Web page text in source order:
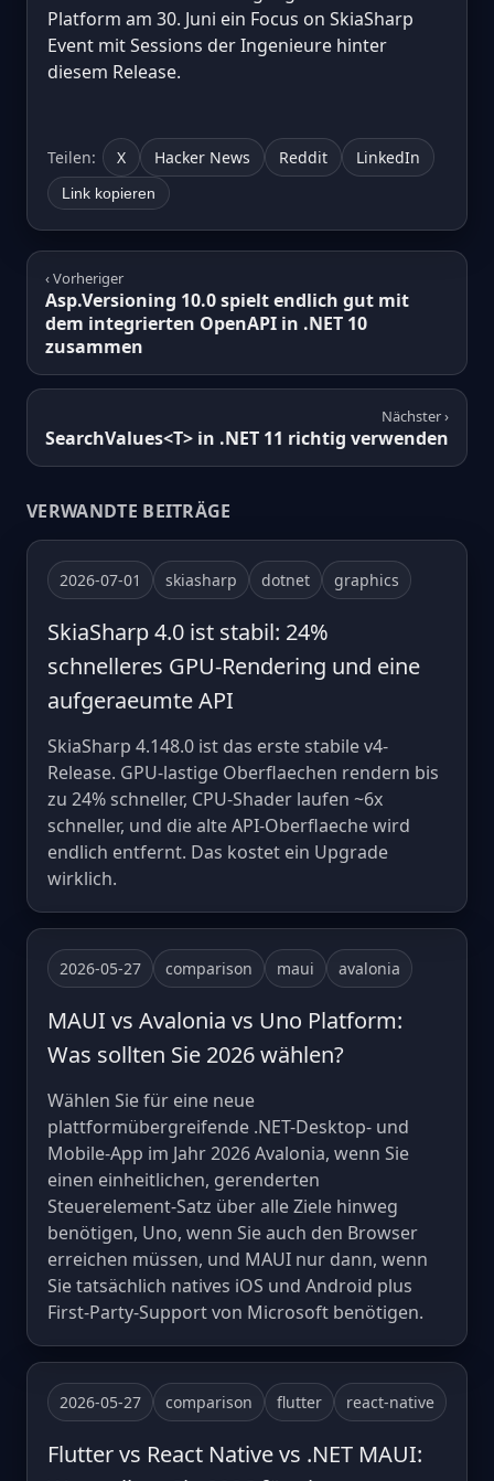
Platform am 30. Juni ein Focus on SkiaSharp
Event mit Sessions der Ingenieure hinter
diesem Release.
Teilen: X Hacker News Reddit LinkedIn
Link kopieren
‹ Vorheriger
Asp.Versioning 10.0 spielt endlich gut mit
dem integrierten OpenAPI in .NET 10
zusammen
Nächster ›
SearchValues<T> in .NET 11 richtig verwenden
VERWANDTE BEITRÄGE
2026-07-01 skiasharp dotnet graphics
SkiaSharp 4.0 ist stabil: 24%
schnelleres GPU-Rendering und eine
aufgeraeumte API
SkiaSharp 4.148.0 ist das erste stabile v4-
Release. GPU-lastige Oberflaechen rendern bis
zu 24% schneller, CPU-Shader laufen ~6x
schneller, und die alte API-Oberflaeche wird
endlich entfernt. Das kostet ein Upgrade
wirklich.
2026-05-27 comparison maui avalonia
MAUI vs Avalonia vs Uno Platform:
Was sollten Sie 2026 wählen?
Wählen Sie für eine neue
plattformübergreifende .NET-Desktop- und
Mobile-App im Jahr 2026 Avalonia, wenn Sie
einen einheitlichen, gerenderten
Steuerelement-Satz über alle Ziele hinweg
benötigen, Uno, wenn Sie auch den Browser
erreichen müssen, und MAUI nur dann, wenn
Sie tatsächlich natives iOS und Android plus
First-Party-Support von Microsoft benötigen.
2026-05-27 comparison flutter react-native
Flutter vs React Native vs .NET MAUI: